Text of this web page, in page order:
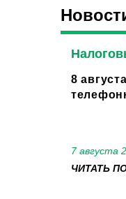
8
7 августа
ЧИТАТЬ